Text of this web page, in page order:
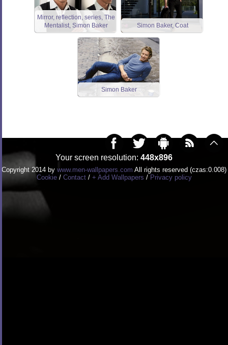
Mirror, reflection, series, The
Mentalist, Simon Baker
Simon Baker, Coat
Simon Baker
Your screen resolution: 448x896
Copyright 2014 by www.men-wallpapers.com All rights reserved (czas:0.008)
Cookie/ Contact/ + Add Wallpapers / Privacy policy